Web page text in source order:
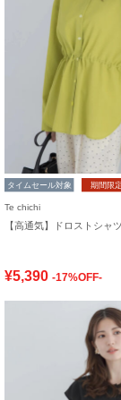
タイムセール対象 期間限
Te chichi
¥5,390 -17%OFF-